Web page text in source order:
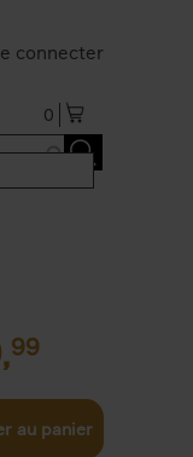
connecter
0
99
au panier